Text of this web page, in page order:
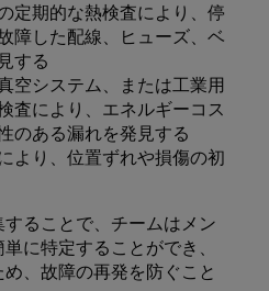
定期的な熱検査により、停
障した配線、ヒューズ、ベ
する
空システム、または工業用
査により、エネルギーコス
のある漏れを発見する
より、位置ずれや損傷の初
ることで、チームはメン
に特定することができ、
、故障の再発を防ぐこと